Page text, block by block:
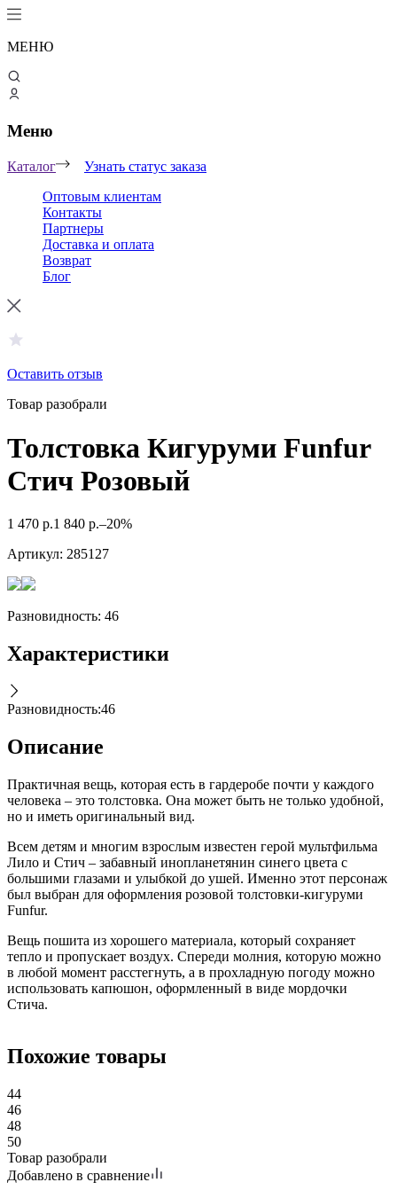
МЕНЮ
Меню
Каталог
Узнать статус заказа
Оптовым клиентам
Контакты
Партнеры
Доставка и оплата
Возврат
Блог
Оставить отзыв
Товар разобрали
Толстовка Кигуруми Funfur
Стич Розовый
1 470 р.1 840 р.–20%
Артикул: 285127
Разновидность: 46
Характеристики
Разновидность:46
Описание
Практичная вещь, которая есть в гардеробе почти у каждого
человека – это толстовка. Она может быть не только удобной,
но и иметь оригинальный вид.
Всем детям и многим взрослым известен герой мультфильма
Лило и Стич – забавный инопланетянин синего цвета с
большими глазами и улыбкой до ушей. Именно этот персонаж
был выбран для оформления розовой толстовки-кигуруми
Funfur.
Вещь пошита из хорошего материала, который сохраняет
тепло и пропускает воздух. Спереди молния, которую можно
в любой момент расстегнуть, а в прохладную погоду можно
использовать капюшон, оформленный в виде мордочки
Стича.
Похожие товары
44
46
48
50
Товар разобрали
Добавлено в сравнение